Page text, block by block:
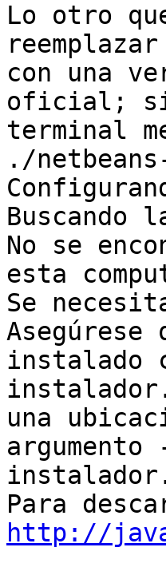
Lo otro
con una
oficial;
terminal
./
Buscando
No se
esta
Se
Asegúrese
instalado
una
argumento
http://